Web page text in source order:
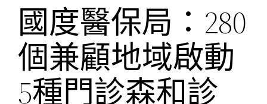
國度醫保局：280
個兼顧地域啟動
5種門診森和診